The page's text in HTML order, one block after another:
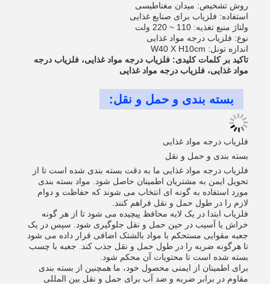
روش تشخیص: میدان مغناطیسی
استفاده: فلزیاب برای صنایع غذایی
ولتاژ منبع تغذیه: 110 ~ 220 ولت
نوع: فلزیاب درجه مواد غذایی
اندازه تونل: W40 X H10cm
تاکید بر کلمات کلیدی: فلزیاب درجه مواد غذایی، فلزیاب درجه
مواد غذایی، فلزیاب درجه مواد غذایی
بسته بندی و حمل و نقل:
فلزیاب درجه مواد غذایی
بسته بندی و حمل و نقل
فلزیاب درجه مواد غذایی ما به دقت بسته بندی شده است تا از
تحویل ایمن به مشتریان اطمینان حاصل شود. مواد بسته بندی
مورد استفاده به گونه ای انتخاب می شوند که حفاظت و دوام
لازم را در طول حمل و نقل فراهم کنند.
فلزیاب ابتدا در یک لایه محافظ پیچیده می شود تا از هر گونه
خراش یا آسیب در حین حمل و نقل جلوگیری شود. سپس در یک
جعبه مقوایی مستحکم با مواد بالشتک اضافی قرار داده می شود
تا هرگونه ضربه را در طول حمل و نقل جذب کند. جعبه با چسب
بسته شده است تا محتویات آن محکم شود.
برای اطمینان از ایمنی محصول خود، ما همچنین از بسته بندی
مقاوم در برابر ضربه و ضد آب برای حمل و نقل بین المللی